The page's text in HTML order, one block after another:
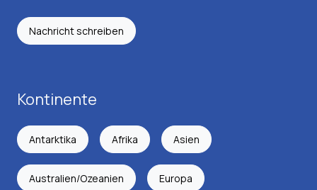
Nachricht schreiben
Kontinente
Antarktika Afrika Asien
Australien/Ozeanien Europa